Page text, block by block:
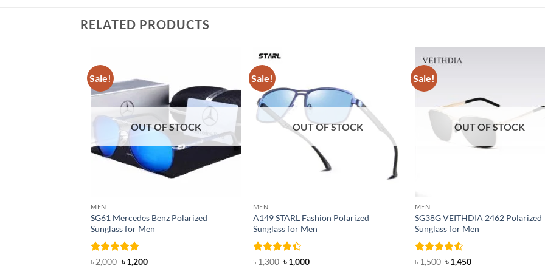
RELATED PRODUCTS
Sale!
OUT OF STOCK
MEN
SG61 Mercedes Benz Polarized
Sunglass for Men
Rated 5
৳2,000 Original
price
৳1,200Current
Sale!
OUT OF STOCK
MEN
A149 STARL Fashion Polarized
Sunglass for Men
Rated
৳1,300 Original
price
৳1,000Current
Sale!
OUT OF STOCK
MEN
SG38G VEITHDIA 2462 Polarized
Sunglass for Men
Rated
৳1,500 Original
price
৳1,450Current